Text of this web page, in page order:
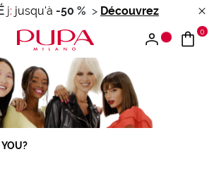
j: jusqu'à -50 % > Découvrez
0